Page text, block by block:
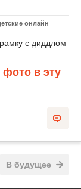
онлайн
с диддлом
в эту
В будущее